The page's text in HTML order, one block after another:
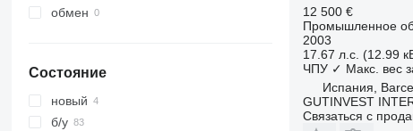
обмен
Состояние
новый
б/у
12 500 €
Промышленное
2003
17.67 л.с. (12.99
ЧПУ ✓ Макс. вес
Испания,
GUTINVEST
Связаться с